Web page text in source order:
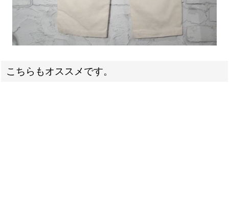
こちらもオススメです。